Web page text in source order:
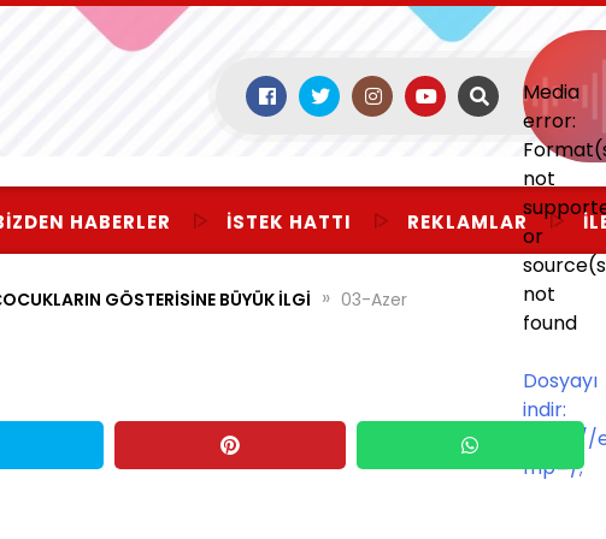
Media
error:
not
or
not
found
Dosyayı
indir:
mp=/;
HABERLER İSTEK HATTI REKLAMLAR
GÖSTERİSİNE BÜYÜK İLGİ » 03-Azer